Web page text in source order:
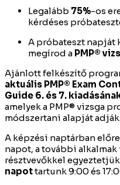
Legalább 75%-os
kérdéses
A próba­teszt napját
megírod a PMP®
Ajánlott felkészítő
aktuális PMP® Exam
Guide 6. és 7.
amelyek a PMP® vizsga
módszertani alapját
A képzési naptárban
napot, a további
résztvevőkkel
napottartunk 9:00 és